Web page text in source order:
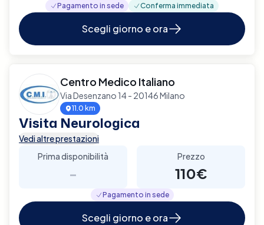
Pagamento in sede Conferma immediata
Scegli giorno e ora
Centro Medico Italiano
Via Desenzano 14 - 20146 Milano
11.0 km
Visita Neurologica
Vedi altre prestazioni
Prima disponibilità
-
Prezzo
110€
Pagamento in sede
Scegli giorno e ora